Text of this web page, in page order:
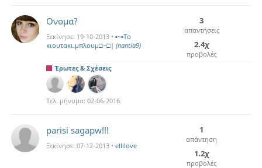
Ονομα?
Ξεκίνησε: 19-10-2013 • ▪~▪Το
κιουτακι.μπλουμ□~□| (nantia9)
3
απαντήσεις
2.4χ
προβολές
Έρωτες & Σχέσεις
Τελ. μήνυμα: 02-06-2016
parisi sagapw!!!
Ξεκίνησε: 07-12-2013 • ellilove
1
απάντηση
1.2χ
προβολές